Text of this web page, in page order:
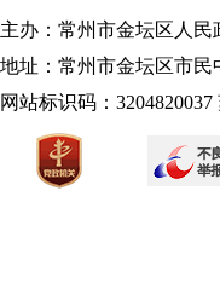
主办：常州市金坛区人
地址：常州市金坛区市民
网站标识码：3204820037